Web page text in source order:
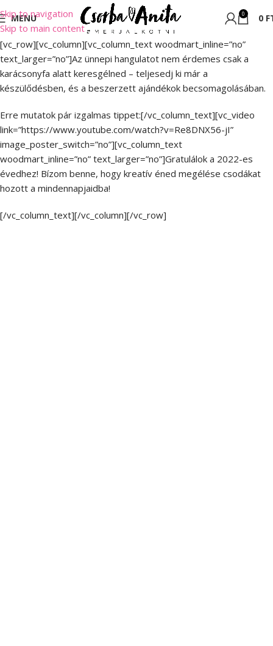
Skip to navigation
Skip to main content
MENU 0 0
[vc_row][vc_column][vc_column_text woodmart_inline=”no”
text_larger=”no”]Az ünnepi hangulatot nem érdemes csak a
karácsonyfa alatt keresgélned – teljesedj ki már a
készülődésben, és a beszerzett ajándékok becsomagolásában.
Erre mutatok pár izgalmas tippet:[/vc_column_text][vc_video
link=”https://www.youtube.com/watch?v=Re8DNX56-jI”
image_poster_switch=”no”][vc_column_text
woodmart_inline=”no” text_larger=”no”]Gratulálok a 2022-es
évedhez! Bízom benne, hogy kreatív éned megélése csodákat
hozott a mindennapjaidba!
[/vc_column_text][/vc_column][/vc_row]